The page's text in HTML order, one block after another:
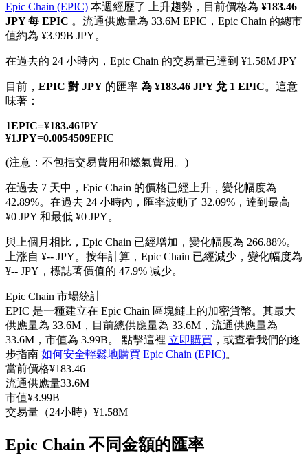
幣本位永續
以數字貨幣為保證金的永續合約
TradFi
USDC永續
與頂尖交易專家同行
Epic Chain (EPIC) 本週經歷了 上升趨勢，目前價格為 ¥183.46
JPY 每 EPIC 。流通供應量為 33.6M EPIC，Epic Chain 的總市
值約為 ¥3.99B JPY。
在過去的 24 小時內，Epic Chain 的交易量已達到 ¥1.58M JPY
目前， EPIC 對 JPY 的匯率 為 ¥183.46 JPY 兌 1 EPIC。這意
味著：
1EPIC=¥183.46JPY
¥1JPY=0.0054509EPIC
(注意：不包括交易費用和燃氣費用。)
在過去 7 天中，Epic Chain 的價格已經上升，變化幅度為
42.89%。 在過去 24 小時內，匯率波動了 32.09%，達到最高
¥0 JPY 和最低 ¥0 JPY。
與上個月相比，Epic Chain 已經增加，變化幅度為 266.88%。
上涨自 ¥-- JPY。 按年計算，Epic Chain 已經減少，變化幅度為
¥-- JPY，標誌著價值的 47.9% 减少。
Epic Chain 市場統計
EPIC 是一種建立在 Epic Chain 區塊鏈上的加密貨幣。其最大
供應量為 33.6M，目前總供應量為 33.6M，流通供應量為
33.6M，市值為 3.99B。 點擊這裡 立即購買 ，或查看我們的逐
步指南 如何安全輕鬆地購買 Epic Chain (EPIC)。
當前價格¥183.46
流通供應量33.6M
市值¥3.99B
交易量（24小時） ¥1.58M
Epic Chain 不同金額的匯率